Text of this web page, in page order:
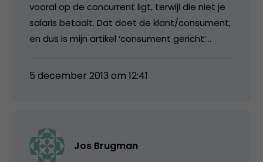
vooral op de concurrent ligt, terwijl die niet je
salaris betaalt. Dat doet de klant/consument,
en dus is mijn artikel ‘consument gericht’…
5 december 2013 om 12:41
Jos Brugman